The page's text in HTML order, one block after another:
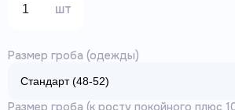
шт
Размер гроба (одежды)
Размер гроба (к росту покойного плюс